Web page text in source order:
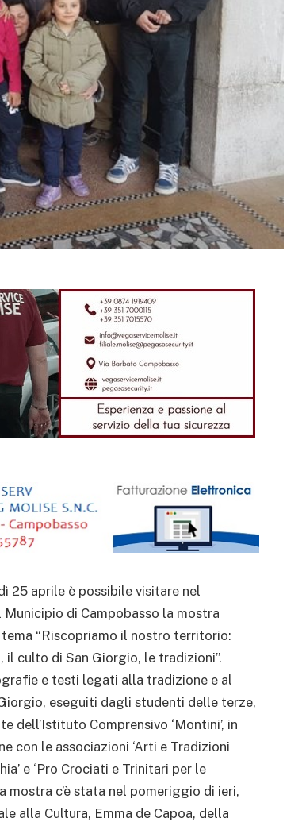
25 aprile è possibile visitare nel
di Campobasso la mostra
“Riscopriamo il nostro territorio:
il culto di San Giorgio, le tradizioni”.
e testi legati alla tradizione e al
eseguiti dagli studenti delle terze,
dell’Istituto Comprensivo ‘Montini’, in
con le associazioni ‘Arti e Tradizioni
e ‘Pro Crociati e Trinitari per le
mostra c’è stata nel pomeriggio di ieri,
alla Cultura, Emma de Capoa, della